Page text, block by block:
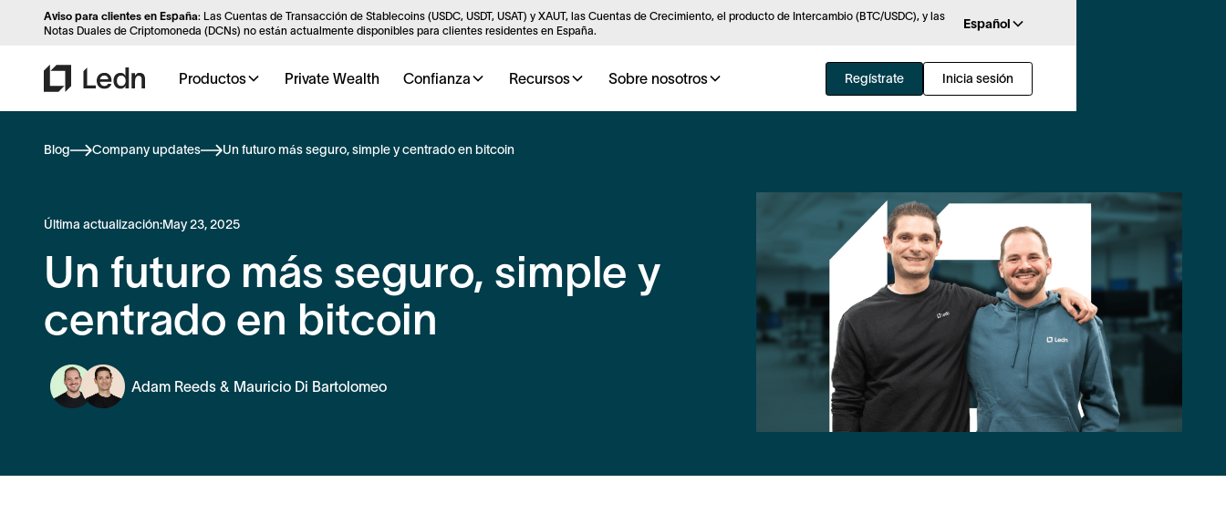
Aviso para clientes en España: Las Cuentas de Transacción de Stablecoins (USDC, USDT, USAT) y XAUT, las Cuentas de Crecimiento, el producto de Intercambio (BTC/USDC), y las
Notas Duales de Criptomoneda (DCNs) no están actualmente disponibles para clientes residentes en España.
Español
Productos Private Wealth Confianza Recursos Sobre nosotros Regístrate Inicia sesión
Blog Company updates Un futuro más seguro, simple y centrado en bitcoin
Última actualización:May 23, 2025
Un futuro más seguro, simple y
centrado en bitcoin
Adam Reeds & Mauricio Di Bartolomeo